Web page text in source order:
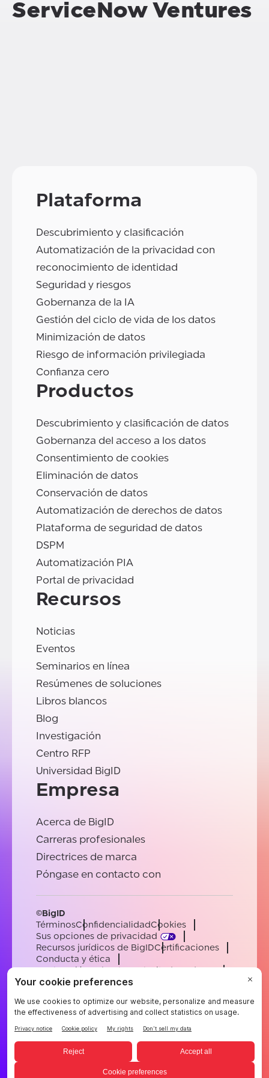
ServiceNow Ventures
Plataforma
Descubrimiento y clasificación
Automatización de la privacidad con
reconocimiento de identidad
Seguridad y riesgos
Gobernanza de la IA
Gestión del ciclo de vida de los datos
Minimización de datos
Riesgo de información privilegiada
Confianza cero
Productos
Descubrimiento y clasificación de datos
Gobernanza del acceso a los datos
Consentimiento de cookies
Eliminación de datos
Conservación de datos
Automatización de derechos de datos
Plataforma de seguridad de datos
DSPM
Automatización PIA
Portal de privacidad
Recursos
Noticias
Eventos
Seminarios en línea
Resúmenes de soluciones
Libros blancos
Blog
Investigación
Centro RFP
Universidad BigID
Empresa
Acerca de BigID
Carreras profesionales
Directrices de marca
Póngase en contacto con
©BigID
TérminosConfidencialidadCookies
Sus opciones de privacidad
Recursos jurídicos de BigIDCertificaciones
Conducta y ética
Declaración sobre la esclavitud moderna
SubprocesadoresAyuda
EnglishGermanFrenchSpanishPortuguese